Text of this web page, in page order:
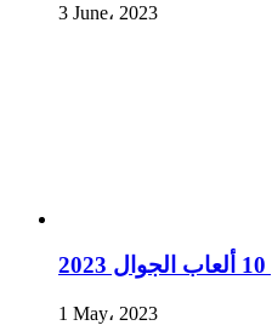
3 June، 2023
1 May، 2023